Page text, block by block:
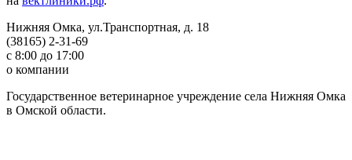
Нижняя Омка, ул.Транспортная, д. 18
(38165) 2-31-69
с 8:00 до 17:00
о компании
Государственное ветеринарное учреждение села Нижняя Омка
в Омской области.